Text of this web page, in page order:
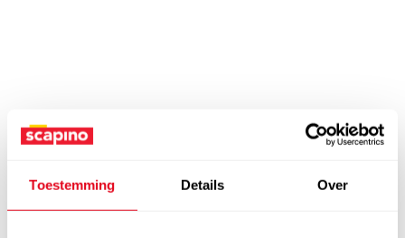
Toestemming Details Over